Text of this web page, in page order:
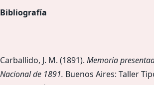
Bibliografía
Carballido, J. M. (1891). Memoria
Nacional de 1891. Buenos Aires: Taller